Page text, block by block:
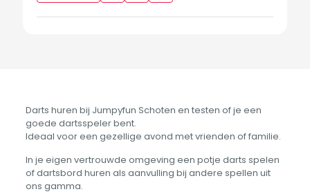
Darts huren bij Jumpyfun Schoten en testen of je een
goede dartsspeler bent.
Ideaal voor een gezellige avond met vrienden of familie.
In je eigen vertrouwde omgeving een potje darts spelen
of dartsbord huren als aanvulling bij andere spellen uit
ons gamma.